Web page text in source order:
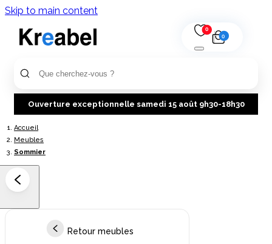
Skip to main content
0
0
Ouverture exceptionnelle samedi 15 août 9h30-18h30
Accueil
Meubles
Sommier
Retour meubles